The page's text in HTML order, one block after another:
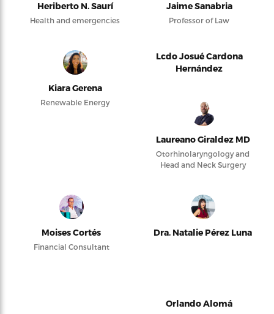
Heriberto N. Saurí
Health and emergencies
Jaime Sanabria
Professor of Law
Kiara Gerena
Renewable Energy
Lcdo Josué Cardona
Hernández
Laureano Giraldez MD
Otorhinolaryngology and
Head and Neck Surgery
Moises Cortés
Financial Consultant
Dra. Natalie Pérez Luna
Orlando Alomá